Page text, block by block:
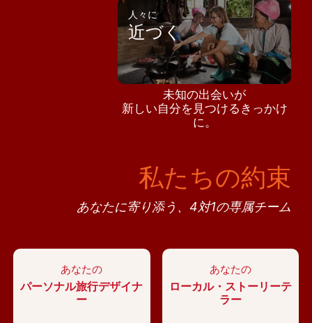
人々に
近づく
未知の出会いが
新しい自分を見つけるきっかけ
に。
私たちの約束
あなたに寄り添う、4対1の専属チーム
あなたの
パーソナル旅行デザイナ
ー
あなたの
ローカル・ストーリーテ
ラー